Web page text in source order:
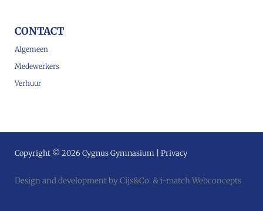
CONTACT
Algemeen
Medewerkers
Verhuur
Copyright © 2026 Cygnus Gymnasium | Privacy
Design and development by Cijs&Co &i-match Webconcepts